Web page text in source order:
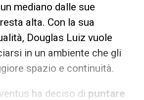
mediano dalle sue
alta. Con la sua
Douglas Luiz vuole
in un ambiente che gli
spazio e continuità.
ha deciso di puntare